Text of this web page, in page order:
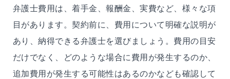
弁護士費用は、着手金、報酬金、実費など、様々な項
目があります。契約前に、費用について明確な説明が
あり、納得できる弁護士を選びましょう。費用の目安
だけでなく、どのような場合に費用が発生するのか、
追加費用が発生する可能性はあるのかなども確認して